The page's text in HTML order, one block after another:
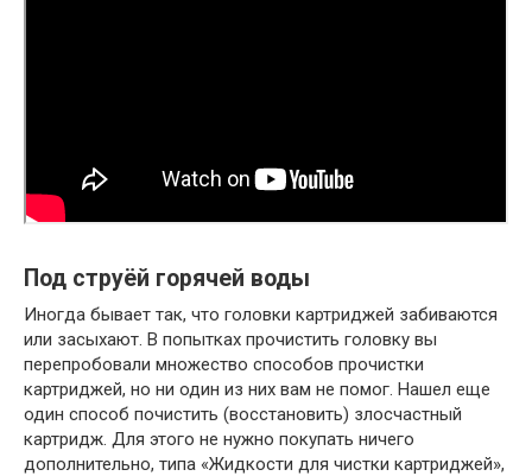
Под струёй горячей воды
Иногда бывает так, что головки картриджей забиваются
или засыхают. В попытках прочистить головку вы
перепробовали множество способов прочистки
картриджей, но ни один из них вам не помог. Нашел еще
один способ почистить (восстановить) злосчастный
картридж. Для этого не нужно покупать ничего
дополнительно, типа «Жидкости для чистки картриджей»,